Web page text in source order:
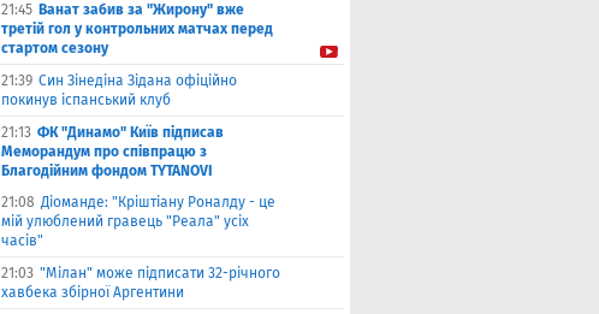
21:45 Ванат забив за "Жирону" вже
третій гол у контрольних матчах перед
стартом сезону
21:39 Син Зінедіна Зідана офіційно
покинув іспанський клуб
21:13 ФК "Динамо" Київ підписав
Меморандум про співпрацю з
Благодійним фондом TYTANOVI
21:08 Діоманде: "Кріштіану Роналду - це
мій улюблений гравець "Реала" усіх
часів"
21:03 "Мілан" може підписати 32-річного
хавбека збірної Аргентини